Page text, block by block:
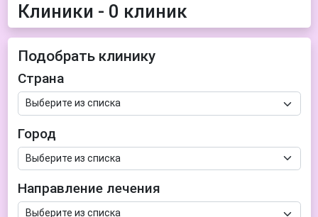
Клиники - 0 клиник
Подобрать клинику
Страна
Город
Направление лечения